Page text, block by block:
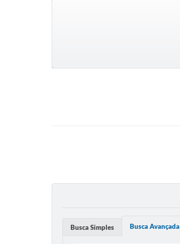
Busca Simples Busca Avançada